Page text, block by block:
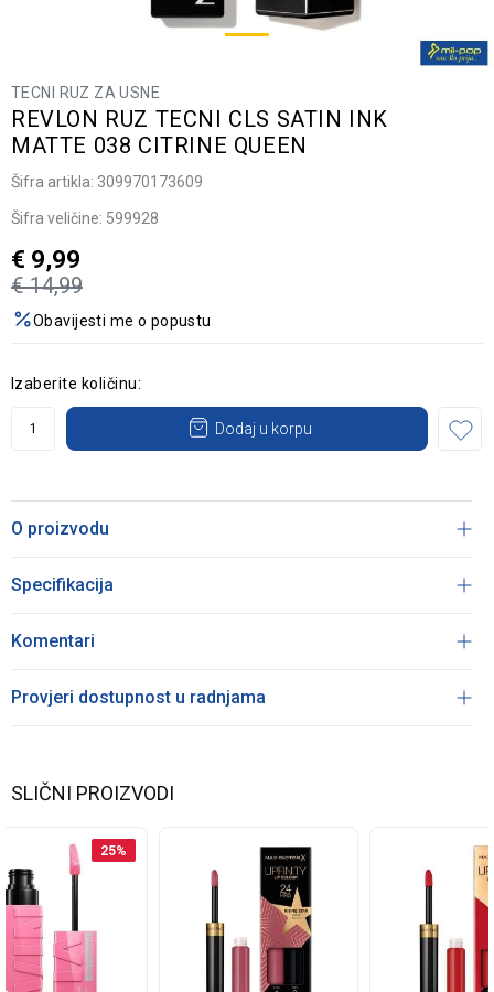
TECNI RUZ ZA USNE
REVLON RUZ TECNI CLS SATIN INK
MATTE 038 CITRINE QUEEN
Šifra artikla: 309970173609
Šifra veličine: 599928
€ 14,99
€ 9,99
Obavijesti me o popustu
Izaberite količinu:
Dodaj u korpu
O proizvodu
Specifikacija
Komentari
Provjeri dostupnost u radnjama
SLIČNI PROIZVODI
25%